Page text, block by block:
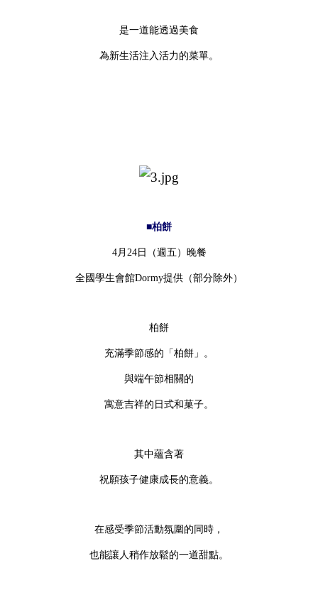
是一道能透過美食
為新生活注入活力的菜單。
■柏餅
4月24日（週五）晚餐
全國學生會館Dormy提供（部分除外）
柏餅
充滿季節感的「柏餅」。
與端午節相關的
寓意吉祥的日式和菓子。
其中蘊含著
祝願孩子健康成長的意義。
在感受季節活動氛圍的同時，
也能讓人稍作放鬆的一道甜點。